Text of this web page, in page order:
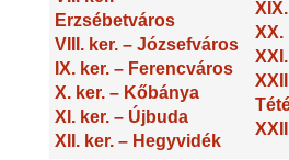
Erzsébetváros
VIII. ker. – Józsefváros
IX. ker. – Ferencváros
X. ker. – Kőbánya
XI. ker. – Újbuda
XII. ker. – Hegyvidék
XX.